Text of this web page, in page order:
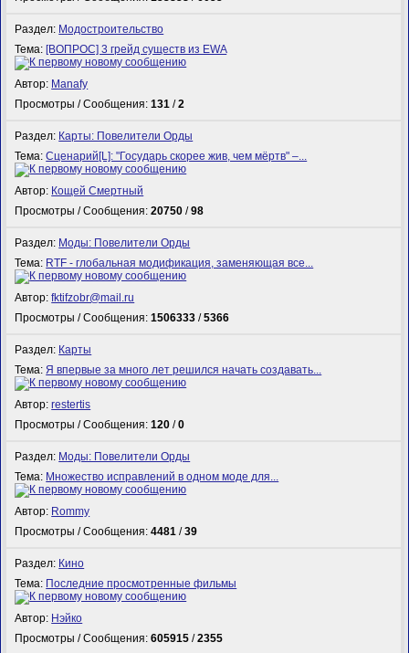
Раздел: Модостроительство
Тема: [ВОПРОС] 3 грейд существ из EWA
Автор: Manafy
Просмотры / Сообщения:131 /2
Раздел: Карты: Повелители Орды
Тема:Сценарий[L]: "Государь скорее жив, чем мёртв" –...
Автор: Кощей Смертный
Просмотры / Сообщения:20750 /98
Раздел: Моды: Повелители Орды
Тема: RTF - глобальная модификация, заменяющая все...
Автор:fktifzobr@mail.ru
Просмотры / Сообщения:1506333 /5366
Раздел: Карты
Тема:Я впервые за много лет решился начать создавать...
Автор:restertis
Просмотры / Сообщения:120 /0
Раздел: Моды: Повелители Орды
Тема: Множество исправлений в одном моде для...
Автор: Rommy
Просмотры / Сообщения:4481 /39
Раздел: Кино
Тема: Последние просмотренные фильмы
Автор: Нэйко
Просмотры / Сообщения:605915 /2355